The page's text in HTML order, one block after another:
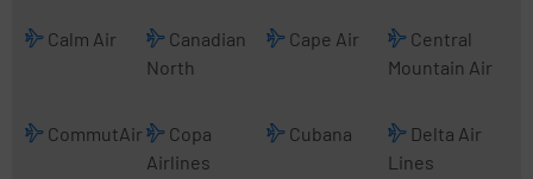
Calm Air
Canadian
North
Cape Air
Central
Mountain Air
CommutAir
Copa
Airlines
Cubana
Delta Air
Lines